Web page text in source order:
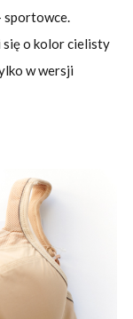
sportowce.
się o kolor cielisty
w wersji